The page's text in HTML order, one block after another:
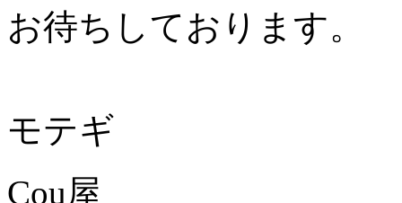
お待ちしております。
モテギ
Cou屋